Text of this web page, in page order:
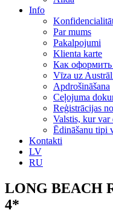
Info
Par mums
Рakalpojumi
Klienta karte
Как
Vīza uz
Apdrošināšana
Ceļojuma
Reģistrācijas
Valstis, kur var
Ēdināšanu tipi
Kontakti
LV
RU
LONG BEACH
4*